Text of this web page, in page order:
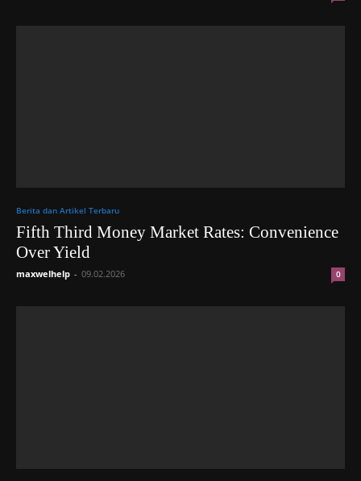
Berita dan Artikel Terbaru
Fifth Third Money Market Rates: Convenience
Over Yield
maxwelhelp - 09.02.2026 0